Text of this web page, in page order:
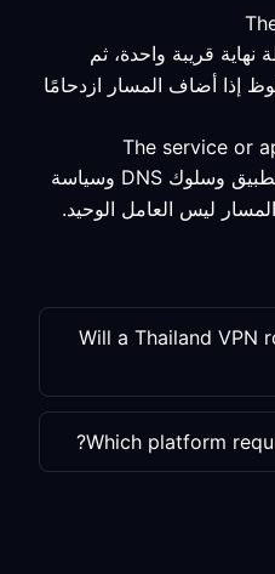
قريبة واحدة، ثم
إذا أضاف المسار ازدحامًا
The service or
تحقّق من الحساب وجلسة التطبيق وسلوك DNS وسياسة
ليس العامل الوحيد.
Will a Thailand VPN
Which platform